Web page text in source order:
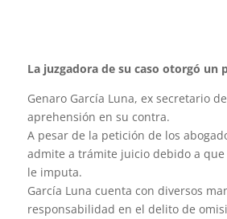
La juzgadora de su caso otorgó un
Genaro García Luna, ex secretario
aprehensión en su contra.
A pesar de la petición de los
admite a trámite juicio debido a
le imputa.
García Luna cuenta con diversos
responsabilidad en el delito de